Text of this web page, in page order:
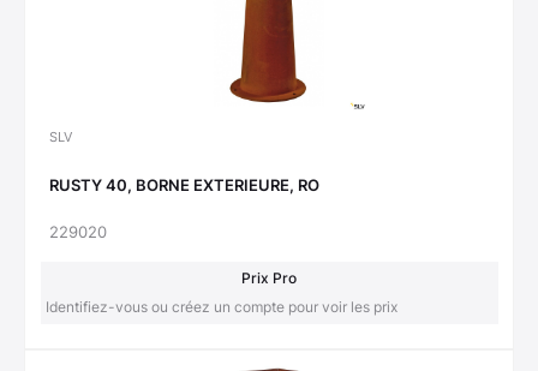
SLV
RUSTY 40, BORNE EXTERIEURE, RO
229020
Prix Pro
Identifiez-vous ou créez un compte pour voir les prix